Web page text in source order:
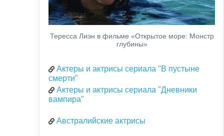
Тересса Лиэн в фильме «Открытое море: Монстр
глубины»
Актеры и актрисы сериала "В пустыне
смерти"
Актеры и актрисы сериала "Дневники
вампира"
Австралийские актрисы